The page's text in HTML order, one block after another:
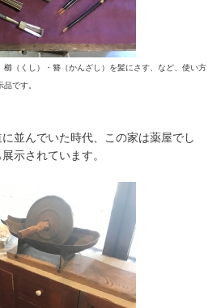
櫛（くし）・簪（かんざし）を髪にさす、など、使い方
です。
並んでいた時代、この家は薬屋でし
示されています。